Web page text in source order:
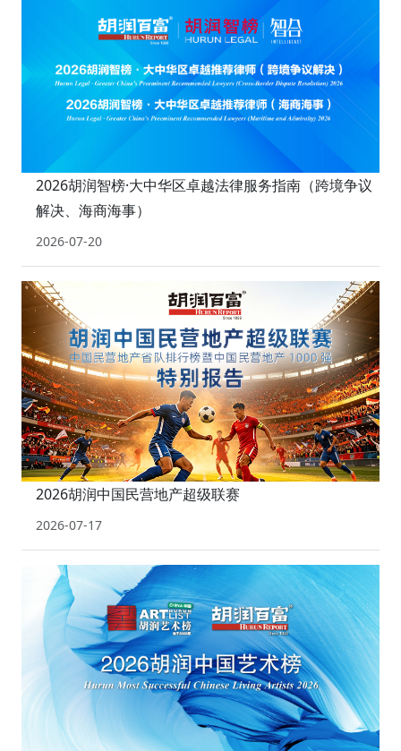
2026胡润智榜·大中华区卓越法律服务指南（跨境争议
解决、海商海事）
2026-07-20
2026胡润中国民营地产超级联赛
2026-07-17